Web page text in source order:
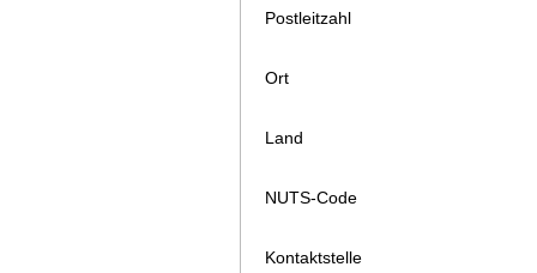
Postleitzahl
Ort
Land
NUTS-Code
Kontaktstelle